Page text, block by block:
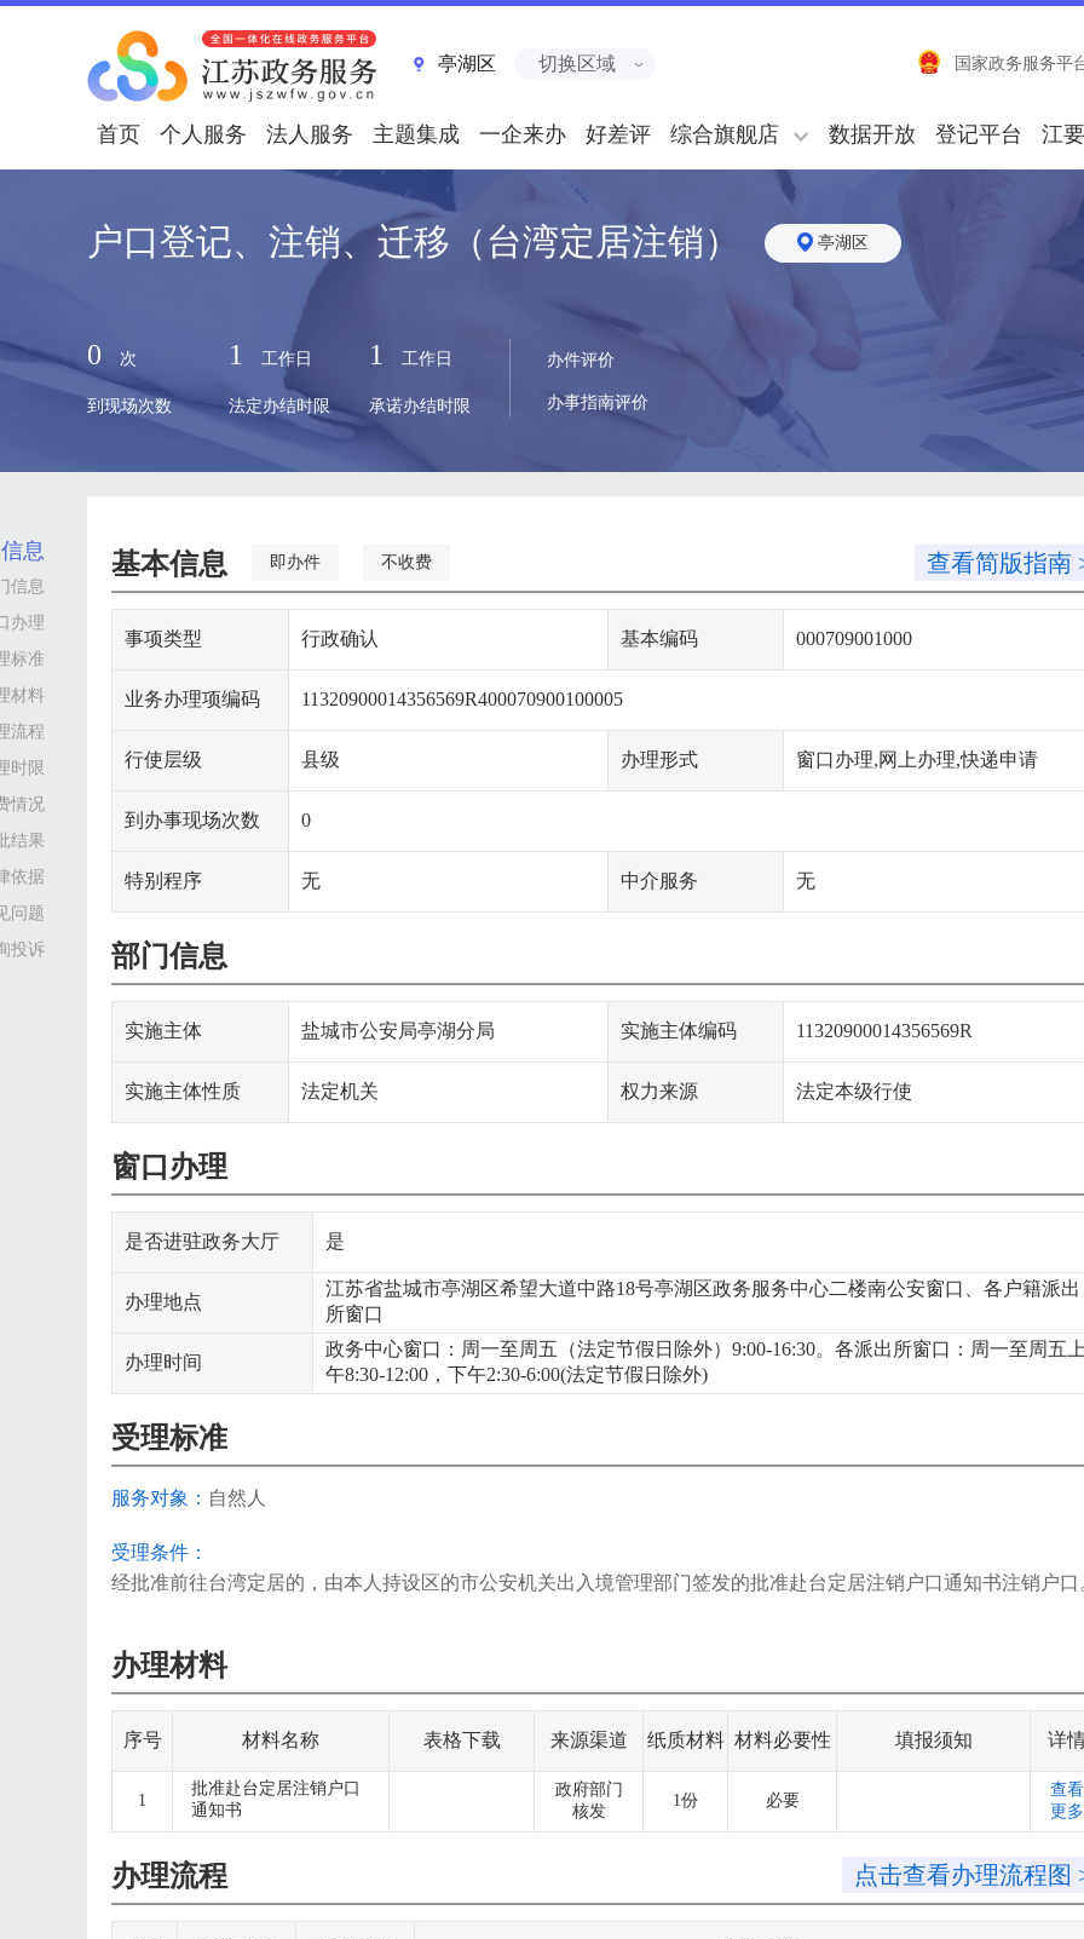
亭湖区 切换区域 国家政务服务平
首页 个人服务 法人服务 主题集成 一企来办 好差评 综合旗舰店 数据开放 登记平台 江
户口登记、注销、迁移（台湾定居注销） 亭湖区
0 次
到现场次数
1 工作日
法定办结时限
1 工作日
承诺办结时限
办件评价
办事指南评价
息
信息
办理
标准
材料
流程
时限
情况
结果
依据
问题
投诉
基本信息 即办件 不收费 查看简版指南
事项类型 行政确认 基本编码 000709001000
业务办理项编码 11320900014356569R400070900100005
行使层级 县级 办理形式 窗口办理,网上办理,快递申请
到办事现场次数 0
特别程序 无 中介服务 无
部门信息
实施主体 盐城市公安局亭湖分局 实施主体编码 11320900014356569R
实施主体性质 法定机关 权力来源 法定本级行使
窗口办理
是否进驻政务大厅 是
办理地点
江苏省盐城市亭湖区希望大道中路18号亭湖区政务服务中心二楼南公安窗口、各户籍派出
所窗口
办理时间
政务中心窗口：周一至周五（法定节假日除外）9:00-16:30。各派出所窗口：周一至周五
午8:30-12:00，下午2:30-6:00(法定节假日除外)
受理标准
服务对象： 自然人
受理条件：
经批准前往台湾定居的，由本人持设区的市公安机关出入境管理部门签发的批准赴台定居注销户口通知书注销户口
办理材料
序号 材料名称 表格下载 来源渠道 纸质材料 材料必要性 填报须知 详
1
批准赴台定居注销户口
通知书
政府部门
核发
1份 必要
查看
更多
办理流程 点击查看办理流程图